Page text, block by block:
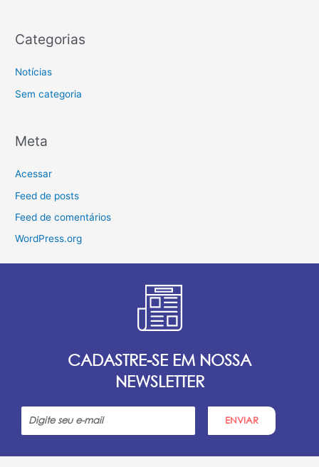
Categorias
Notícias
Sem categoria
Meta
Acessar
Feed de posts
Feed de comentários
WordPress.org
CADASTRE-SE EM NOSSA
NEWSLETTER
ENVIAR